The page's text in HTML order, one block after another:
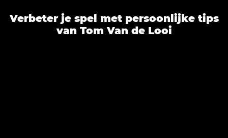
Verbeter je spel met persoonlijke tips
van Tom Van de Looi